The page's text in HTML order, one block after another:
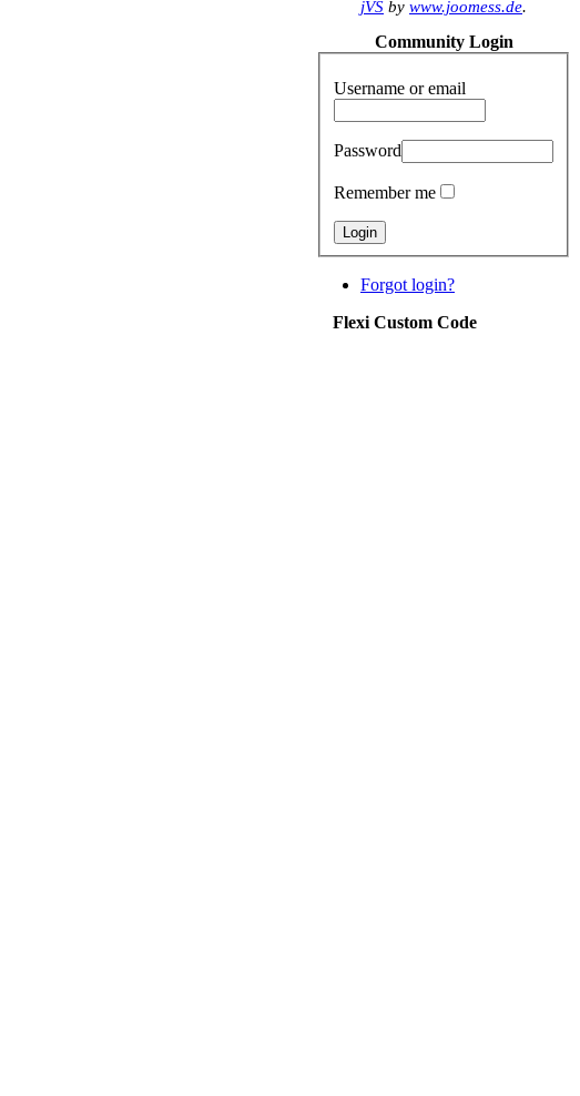
jVS by www.joomess.de.
Community Login
Username or email
Password
Remember me
Forgot login?
Flexi Custom Code